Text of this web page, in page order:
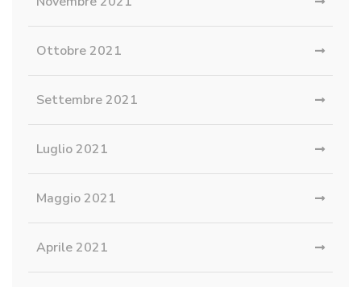
Ottobre 2021
Settembre 2021
Luglio 2021
Maggio 2021
Aprile 2021